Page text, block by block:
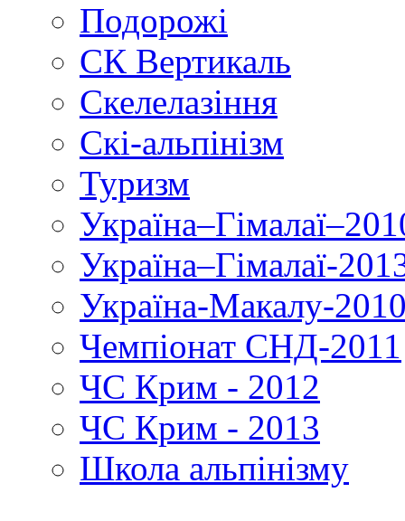
Подорожі
СК Вертикаль
Скелелазіння
Скі-альпінізм
Туризм
Україна–Гімалаї-
Україна-Макалу-
Чемпіонат СНД-2011
ЧС Крим - 2012
ЧС Крим - 2013
Школа альпінізму